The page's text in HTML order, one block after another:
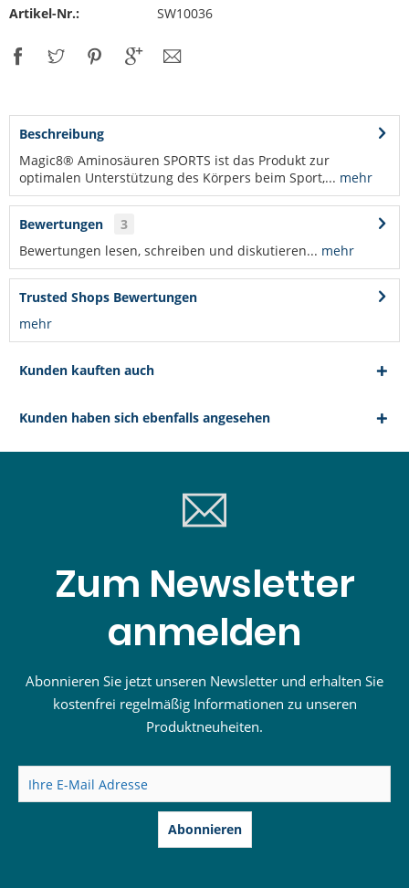
Artikel-Nr.: SW10036
Beschreibung
Magic8® Aminosäuren SPORTS ist das Produkt zur
optimalen Unterstützung des Körpers beim Sport,... mehr
Bewertungen
3
Bewertungen lesen, schreiben und diskutieren... mehr
Trusted Shops Bewertungen
mehr
Kunden kauften auch
Kunden haben sich ebenfalls angesehen
Zum Newsletter
anmelden
Abonnieren Sie jetzt unseren Newsletter und erhalten Sie
kostenfrei regelmäßig Informationen zu unseren
Produktneuheiten.
Abonnieren